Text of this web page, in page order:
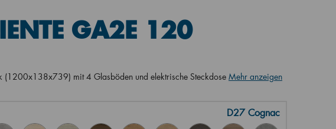
GA2E 120
(1200x138x739) mit 4 Glasböden und elektrische Steckdose Mehr anzeigen
D27 Cognac